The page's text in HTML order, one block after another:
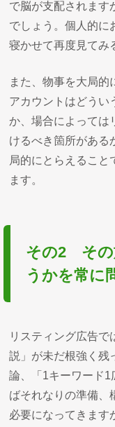
で脳が支配されます
でしょう。個人的に
寝かせて再度見てみ
また、物事を大局的
アカウントはどうい
か、場合によっては
けるべき箇所がある
局的にとらえること
ます。
その2 その
うかを常に
リスティング広告で
説」が未だ根強く残
論、「1キーワード
ばそれなりの準備、
必要になってきます